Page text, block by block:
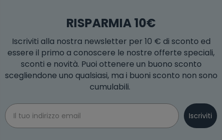
RISPARMIA 10€
Iscriviti alla nostra newsletter per 10 € di sconto ed
essere il primo a conoscere le nostre offerte speciali,
sconti e novità. Puoi ottenere un buono sconto
scegliendone uno qualsiasi, ma i buoni sconto non sono
cumulabili.
Email
Iscriviti